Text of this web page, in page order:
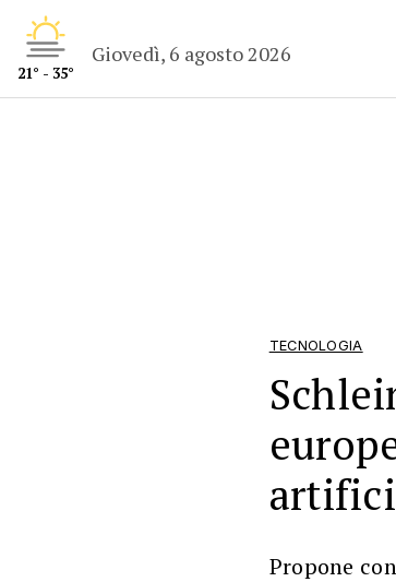
21° - 35°
Giovedì, 6 agosto 2026
TECNOLOGIA
Propone